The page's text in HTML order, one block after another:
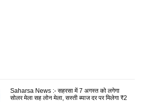
Saharsa News :- सहरसा में 7 अगस्त को लगेगा
सोलर मेला सह लोन मेला, सस्ती ब्याज दर पर मिलेगा ₹2